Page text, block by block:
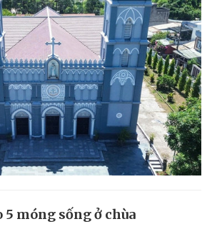
5 móng sống ở chùa